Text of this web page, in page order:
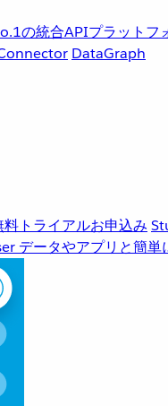
の統合APIプラットフ
DataGraph
トライアルお申込み
データやアプリと簡単